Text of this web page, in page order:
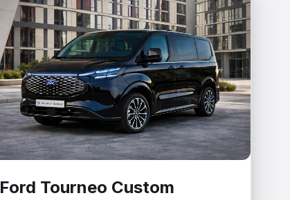
Ford Tourneo Custom